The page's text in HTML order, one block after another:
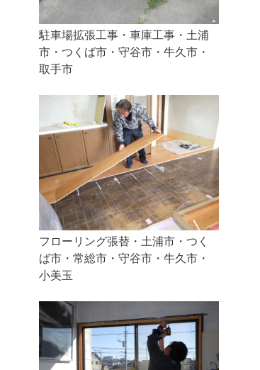
駐車場拡張工事・車庫工事・土浦
市・つくば市・守谷市・牛久市・
取手市
フローリング張替・土浦市・つく
ば市・常総市・守谷市・牛久市・
小美玉